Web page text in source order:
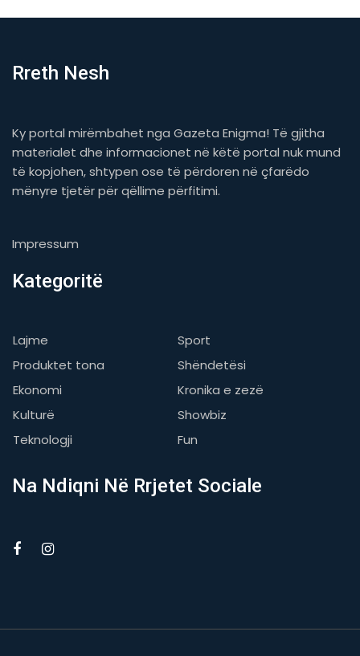
Rreth Nesh
Ky portal mirëmbahet nga Gazeta Enigma! Të gjitha
materialet dhe informacionet në këtë portal nuk mund
të kopjohen, shtypen ose të përdoren në çfarëdo
mënyre tjetër për qëllime përfitimi.
Impressum
Kategoritë
Lajme
Sport
Produktet tona
Shëndetësi
Ekonomi
Kronika e zezë
Kulturë
Showbiz
Teknologji
Fun
Na Ndiqni Në Rrjetet Sociale